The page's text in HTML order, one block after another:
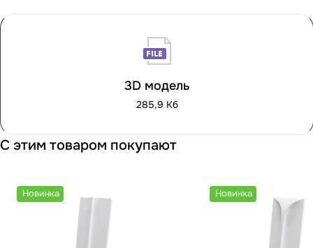
3D модель
285,9 Кб
С этим товаром покупают
Новинка Новинка